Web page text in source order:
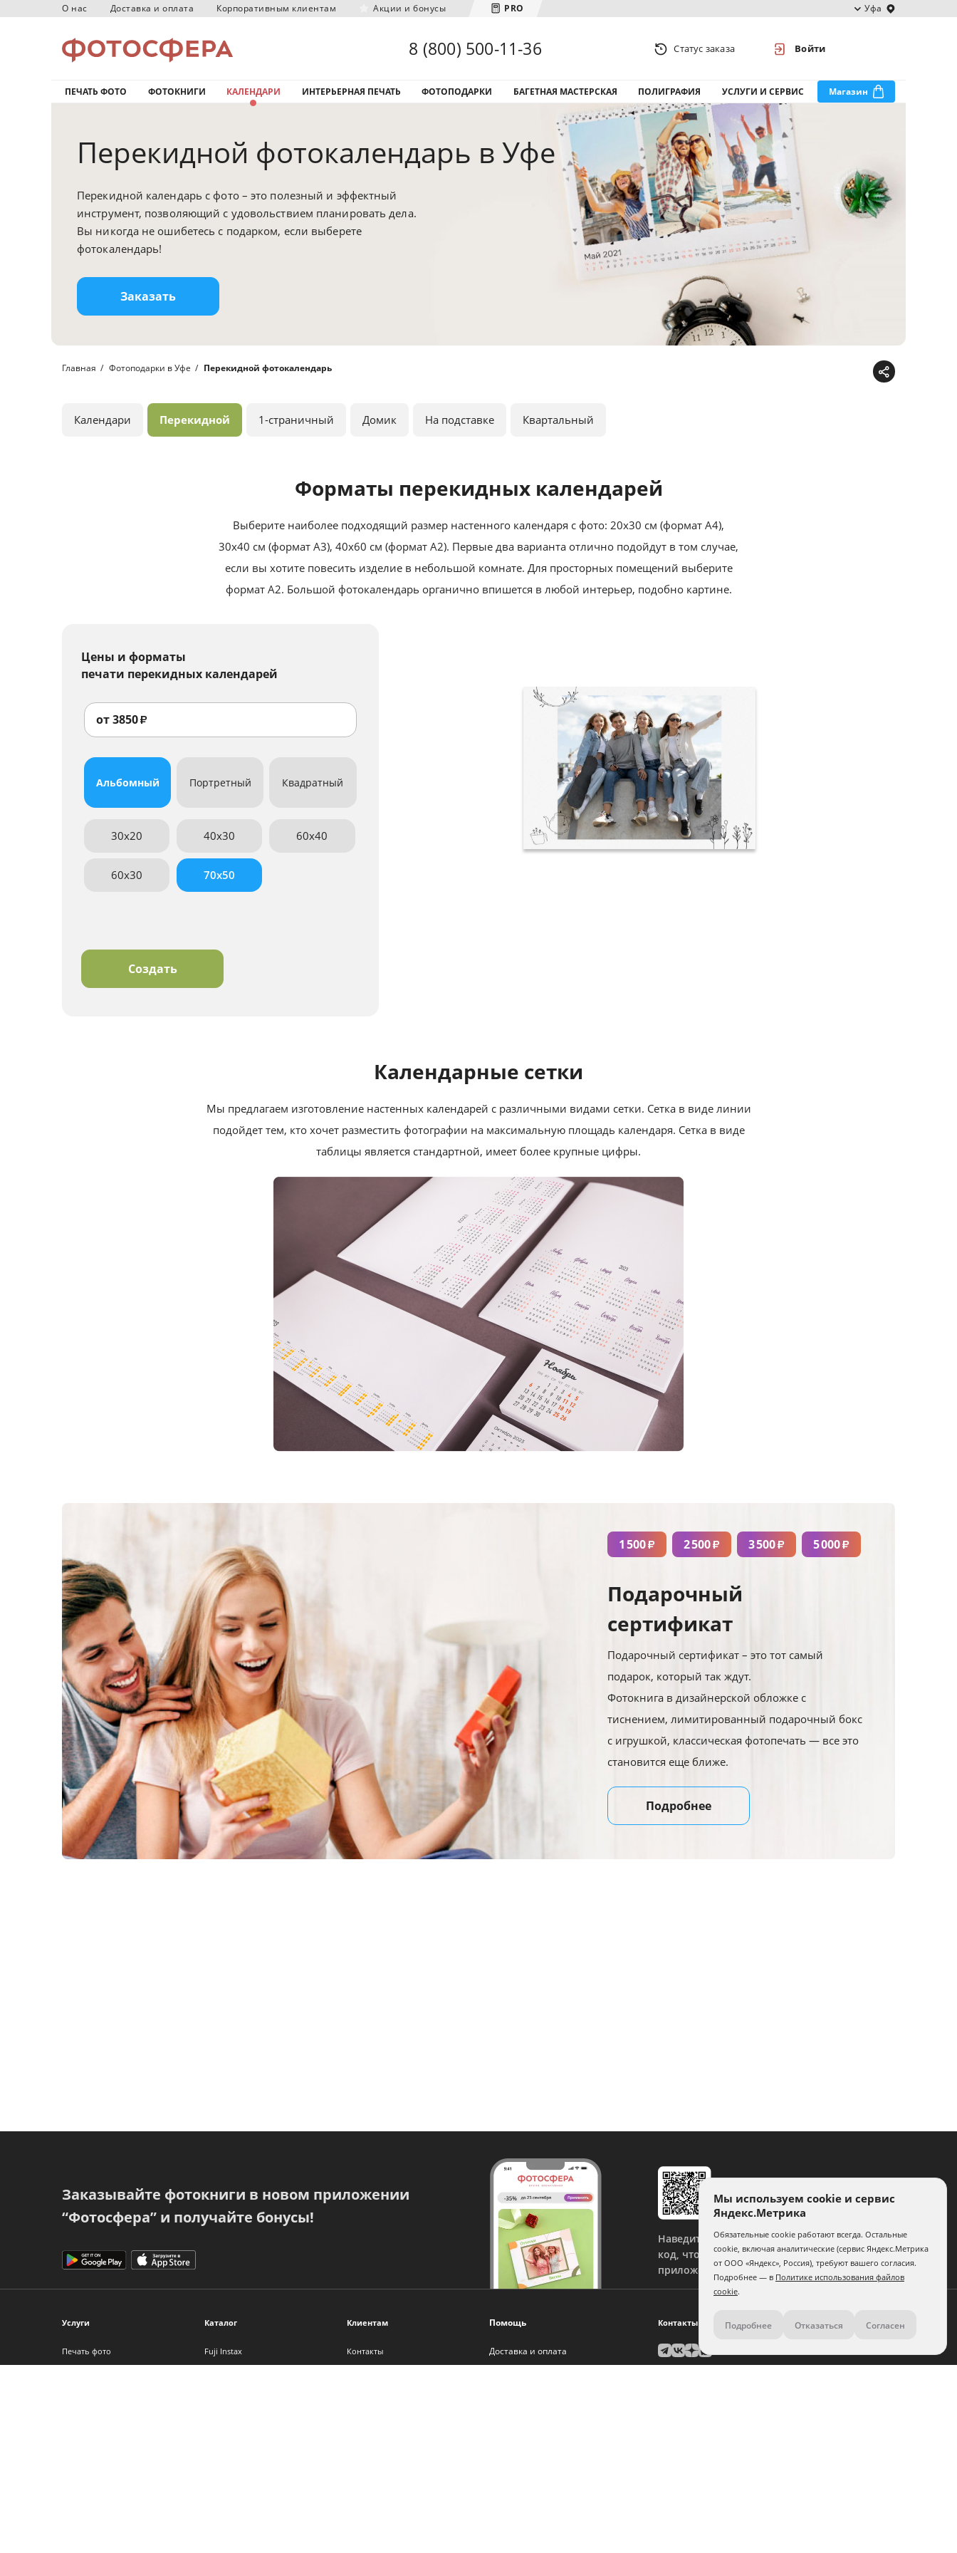
О нас Доставка и оплата Корпоративным клиентам Акции и бонусы PRO Уфа
Загрузка городов...
8 (800) 500-11-36 Статус заказа Войти
ПЕЧАТЬ ФОТО ФОТОКНИГИ КАЛЕНДАРИ ИНТЕРЬЕРНАЯ ПЕЧАТЬ ФОТОПОДАРКИ БАГЕТНАЯ МАСТЕРСКАЯ ПОЛИГРАФИЯ УСЛУГИ И СЕРВИС Магазин
Перекидной фотокалендарь в Уфе
Перекидной календарь с фото – это полезный и эффектный
инструмент, позволяющий с удовольствием планировать дела.
Вы никогда не ошибетесь с подарком, если выберете
фотокалендарь!
Заказать
Главная Фотоподарки в Уфе Перекидной фотокалендарь
Календари Перекидной 1-страничный Домик На подставке Квартальный
Форматы перекидных календарей
Выберите наиболее подходящий размер настенного календаря с фото: 20х30 см (формат А4),
30х40 см (формат А3), 40х60 см (формат А2). Первые два варианта отлично подойдут в том случае,
если вы хотите повесить изделие в небольшой комнате. Для просторных помещений выберите
формат А2. Большой фотокалендарь органично впишется в любой интерьер, подобно картине.
Цены и форматы
печати перекидных календарей
от3850₽
Альбомный Портретный Квадратный
30x20 40x30 60x40
60x30 70x50
Создать
Календарные сетки
Мы предлагаем изготовление настенных календарей с различными видами сетки. Сетка в виде линии
подойдет тем, кто хочет разместить фотографии на максимальную площадь календаря. Сетка в виде
таблицы является стандартной, имеет более крупные цифры.
1 500₽ 2 500₽ 3 500₽ 5 000₽
Подарочный
сертификат
Подарочный сертификат – это тот самый
подарок, который так ждут.
Фотокнига в дизайнерской обложке с
тиснением, лимитированный подарочный бокс
с игрушкой, классическая фотопечать — все это
становится еще ближе.
Подробнее
Заказывайте фотокниги в новом приложении
“Фотосфера” и получайте бонусы!
Наведите камеру на QR-
код, чтобы скачать
приложение.
Услуги
Печать фото
Каталог
Fuji Instax
Клиентам
Контакты
Помощь
Доставка и оплата
Контакты
Мы используем cookie и сервис
Яндекс.Метрика
Обязательные cookie работают всегда. Остальные
cookie, включая аналитические (сервис Яндекс.Метрика
от ООО «Яндекс», Россия), требуют вашего согласия.
Подробнее — в Политике использования файлов
cookie.
Подробнее Отказаться Согласен